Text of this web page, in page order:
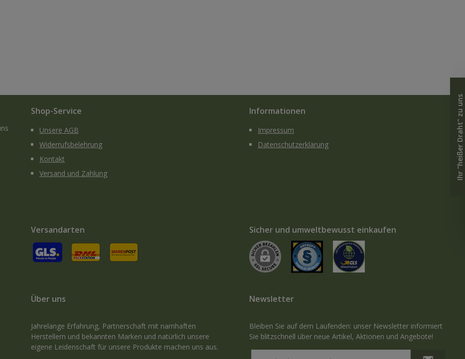
Shop-Service
Unsere AGB
Widerrufsbelehrung
Kontakt
Versand und Zahlung
Informationen
Impressum
Datenschutzerklärung
Versandarten Sicher und umweltbewusst einkaufen
Über uns
Jahrelange Erfahrung, Partnerschaft mit namhaften
Herstellern und bekannten Marken und natürlich unsere
eigene Leidenschaft für unsere Produkte machen uns aus.
Newsletter
Bleiben Sie auf dem Laufenden: unser Newsletter informiert
Sie blitzschnell über neue Artikel, Aktionen und Angebote!
Ihr "heißer Draht" zu uns